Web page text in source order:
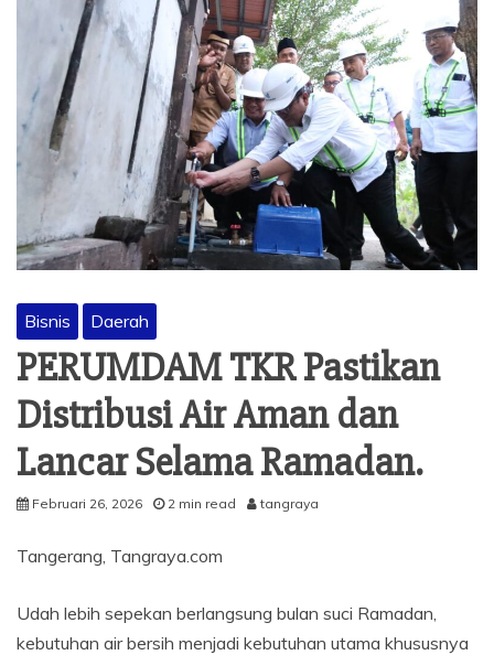
Bisnis Daerah
PERUMDAM TKR Pastikan
Distribusi Air Aman dan
Lancar Selama Ramadan.
Februari 26, 2026 2 min read tangraya
Tangerang, Tangraya.com
Udah lebih sepekan berlangsung bulan suci Ramadan,
kebutuhan air bersih menjadi kebutuhan utama khususnya